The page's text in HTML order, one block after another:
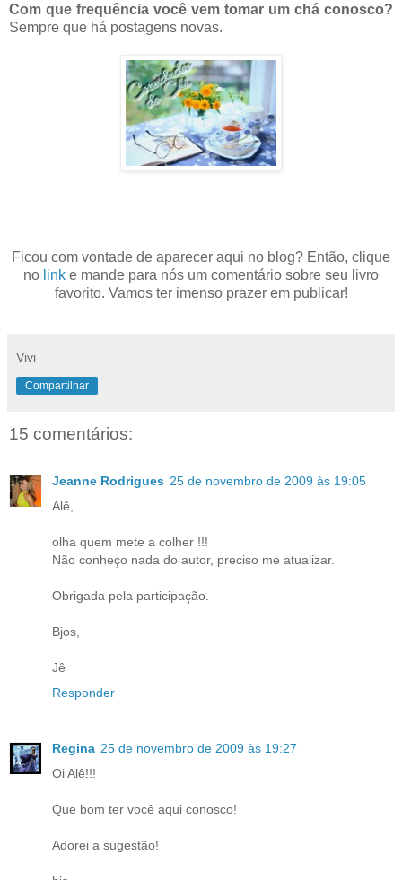
Com que frequência você vem tomar um chá conosco?
Sempre que há postagens novas.
Ficou com vontade de aparecer aqui no blog? Então, clique
no link e mande para nós um comentário sobre seu livro
favorito. Vamos ter imenso prazer em publicar!
Vivi
Compartilhar
15 comentários:
Jeanne Rodrigues 25 de novembro de 2009 às 19:05
Alê,
olha quem mete a colher !!!
Não conheço nada do autor, preciso me atualizar.
Obrigada pela participação.
Bjos,
Jê
Responder
Regina 25 de novembro de 2009 às 19:27
Oi Alê!!!
Que bom ter você aqui conosco!
Adorei a sugestão!